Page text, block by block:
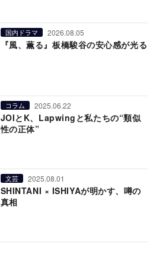
国内ドラマ 2026.08.05
『風、薫る』板橋駿谷の安心感が光る
コラム 2025.06.22
JOIとK、Lapwingと私たちの“類似
性の正体”
文芸 2025.08.01
SHINTANI × ISHIYAが明かす、噂の
真相